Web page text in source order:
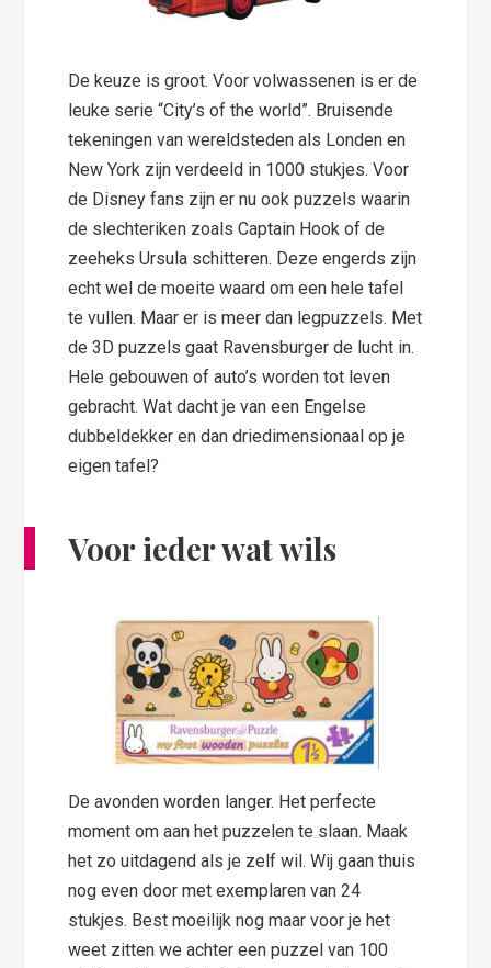
De keuze is groot. Voor volwassenen is er de
leuke serie “City’s of the world”. Bruisende
tekeningen van wereldsteden als Londen en
New York zijn verdeeld in 1000 stukjes. Voor
de Disney fans zijn er nu ook puzzels waarin
de slechteriken zoals Captain Hook of de
zeeheks Ursula schitteren. Deze engerds zijn
echt wel de moeite waard om een hele tafel
te vullen. Maar er is meer dan legpuzzels. Met
de 3D puzzels gaat Ravensburger de lucht in.
Hele gebouwen of auto’s worden tot leven
gebracht. Wat dacht je van een Engelse
dubbeldekker en dan driedimensionaal op je
eigen tafel?
Voor ieder wat wils
De avonden worden langer. Het perfecte
moment om aan het puzzelen te slaan. Maak
het zo uitdagend als je zelf wil. Wij gaan thuis
nog even door met exemplaren van 24
stukjes. Best moeilijk nog maar voor je het
weet zitten we achter een puzzel van 100